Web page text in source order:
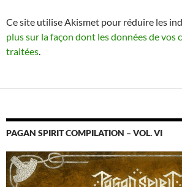
Ce site utilise Akismet pour réduire les
plus sur la façon dont les données de vos
traitées.
PAGAN SPIRIT COMPILATION – VOL. VI